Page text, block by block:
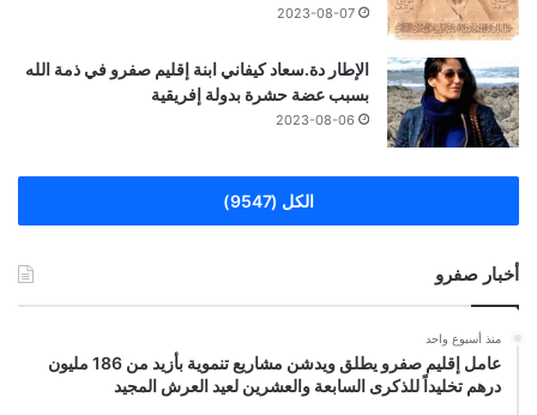
2023-08-07
الإطار دة.سعاد كيفاني ابنة إقليم صفرو في ذمة الله
بسبب عضة حشرة بدولة إفريقية
2023-08-06
الكل (9547)
أخبار صفرو
منذ أسبوع واحد
عامل إقليم صفرو يطلق ويدشن مشاريع تنموية بأزيد من 186 مليون
درهم تخليداً للذكرى السابعة والعشرين لعيد العرش المجيد